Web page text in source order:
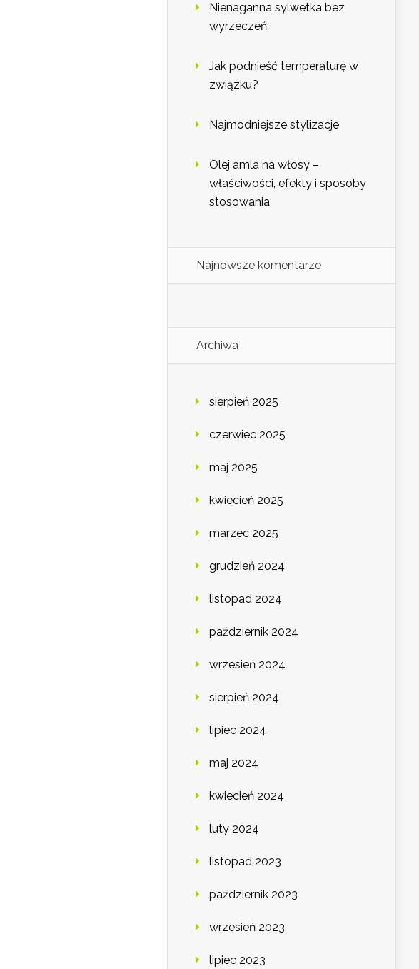
Nienaganna sylwetka bez
wyrzeczeń
Jak podnieść temperaturę w
związku?
Najmodniejsze stylizacje
Olej amla na włosy –
właściwości, efekty i sposoby
stosowania
Najnowsze komentarze
Archiwa
sierpień 2025
czerwiec 2025
maj 2025
kwiecień 2025
marzec 2025
grudzień 2024
listopad 2024
październik 2024
wrzesień 2024
sierpień 2024
lipiec 2024
maj 2024
kwiecień 2024
luty 2024
listopad 2023
październik 2023
wrzesień 2023
lipiec 2023